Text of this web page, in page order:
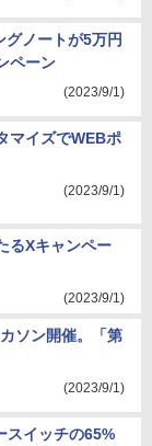
ノートが5万円
ペーン
(2023/9/1)
マイズでWEBポ
(2023/9/1)
るXキャンペー
(2023/9/1)
ソン開催。「第
(2023/9/1)
スイッチの65%